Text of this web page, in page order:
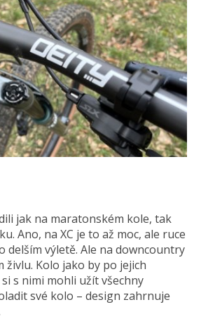
jak na maratonském kole, tak
Ano, na XC je to až moc, ale ruce
delším výletě. Ale na downcountry
živlu. Kolo jako by po jejich
s nimi mohli užít všechny
své kolo – design zahrnuje